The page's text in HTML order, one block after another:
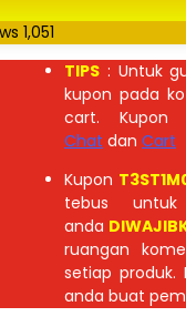
1,051
TIPS : Untuk
kupon pada
cart.
Chat dan Cart
Kupon
tebus
anda
ruangan
setiap
anda buat